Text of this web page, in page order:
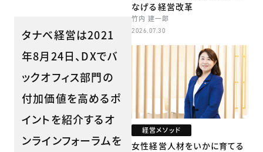
タナベ経営は2021
年8月24日、DXでバ
ックオフィス部門の
付加価値を高めるポ
イントを紹介するオ
ンラインフォーラムを
なげる経営改革
竹内 建一郎
2026.07.30
経営メソッド
女性経営人材をいかに育てる